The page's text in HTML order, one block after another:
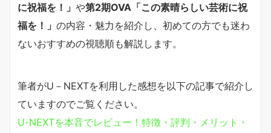
に祝福を！」 や第2期OVA「この素晴らしい芸術に祝
福を！」 の内容・魅力を紹介し、初めての方でも迷わ
ないおすすめの視聴順も解説します。
筆者がU－NEXTを利用した感想を以下の記事で紹介し
ていますのでご覧ください。
U-NEXTを本音でレビュー！特徴・評判・メリット・